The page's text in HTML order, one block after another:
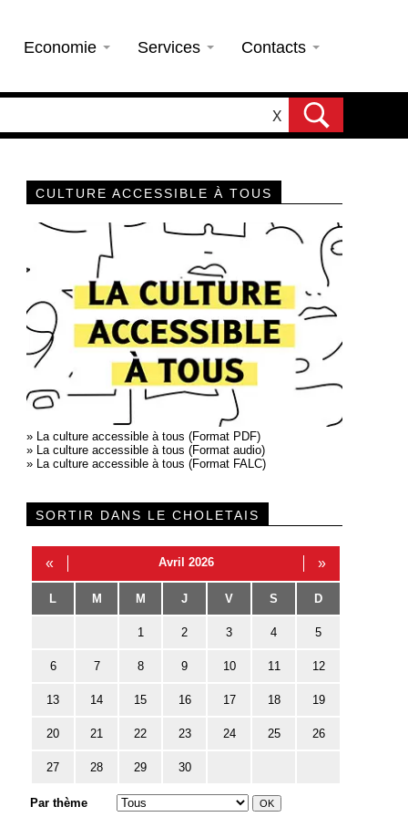
Economie Services Contacts
X
CULTURE ACCESSIBLE À TOUS
» La culture accessible à tous (Format PDF)
» La culture accessible à tous (Format audio)
» La culture accessible à tous (Format FALC)
SORTIR DANS LE CHOLETAIS
« Avril 2026 »
L M M J V S D
1 2 3 4 5
6 7 8 9 10 11 12
13 14 15 16 17 18 19
20 21 22 23 24 25 26
27 28 29 30
Par thème